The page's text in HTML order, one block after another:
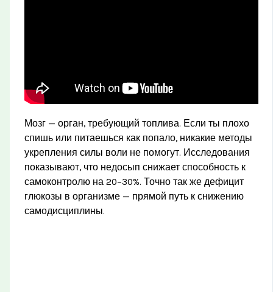
Мозг — орган, требующий топлива. Если ты плохо
спишь или питаешься как попало, никакие методы
укрепления силы воли не помогут. Исследования
показывают, что недосып снижает способность к
самоконтролю на 20–30%. Точно так же дефицит
глюкозы в организме — прямой путь к снижению
самодисциплины.